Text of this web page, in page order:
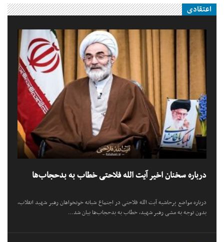
اعتقادی
درباره سخنان اخیر آیت الله فلاحتی خطاب به بدحجاب‌ها
درباره مواضع پرحاشیه آیت الله فلاحتی در اجتماع شبانه خونخواهان رهبر شهید انقلاب،
بدون توجه به مشی رهبر شهید، خطاب به بدحجاب‌ها بیان شد…